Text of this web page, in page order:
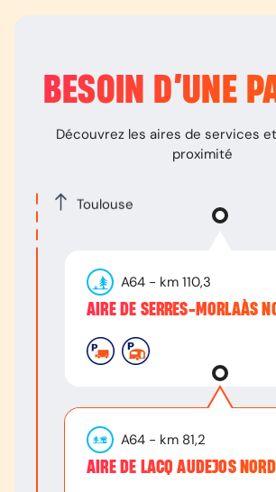
BESOIN D’UNE
Découvrez les aires de services
proximité
Toulouse
A64 - km 110,3
AIRE DE SERRES-MORLAÀS
A64 - km 81,2
AIRE DE LACQ AUDEJOS NORD